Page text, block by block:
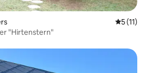
5 (11)
"Hirtenstern"